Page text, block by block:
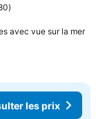
avec vue sur la mer
les prix